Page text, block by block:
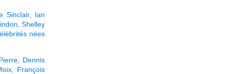
Sinclair, Ian
,Shelley
nées
Dennis
François